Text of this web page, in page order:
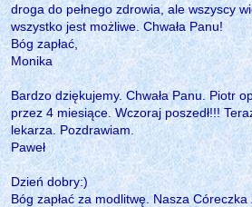
droga do pełnego zdrowia, ale wszyscy
wszystko jest możliwe. Chwała Panu!
Bóg zapłać,
Monika
Bardzo dziękujemy. Chwała Panu. Piotr
przez 4 miesiące. Wczoraj poszedł!!!
lekarza. Pozdrawiam.
Paweł
Dzień dobry:)
Bóg zapłać za modlitwę. Nasza Córeczka